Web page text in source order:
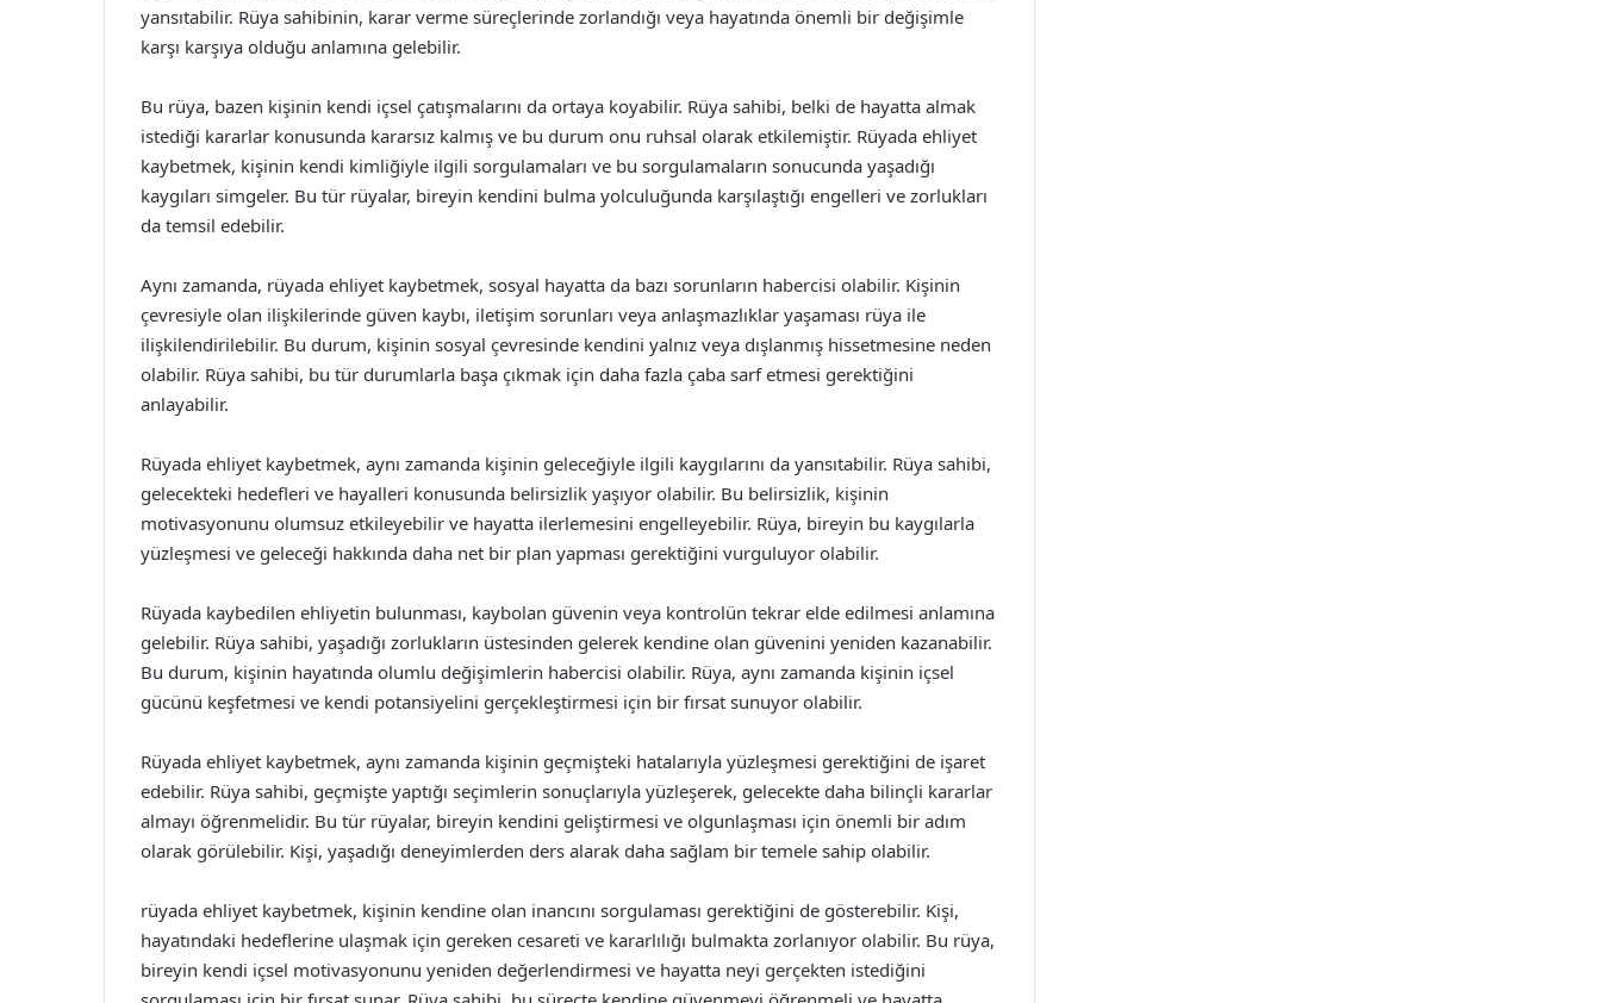
yansıtabilir. Rüya sahibinin, karar verme süreçlerinde zorlandığı veya hayatında önemli bir değişimle
karşı karşıya olduğu anlamına gelebilir.
Bu rüya, bazen kişinin kendi içsel çatışmalarını da ortaya koyabilir. Rüya sahibi, belki de hayatta almak
istediği kararlar konusunda kararsız kalmış ve bu durum onu ruhsal olarak etkilemiştir. Rüyada ehliyet
kaybetmek, kişinin kendi kimliğiyle ilgili sorgulamaları ve bu sorgulamaların sonucunda yaşadığı
kaygıları simgeler. Bu tür rüyalar, bireyin kendini bulma yolculuğunda karşılaştığı engelleri ve zorlukları
da temsil edebilir.
Aynı zamanda, rüyada ehliyet kaybetmek, sosyal hayatta da bazı sorunların habercisi olabilir. Kişinin
çevresiyle olan ilişkilerinde güven kaybı, iletişim sorunları veya anlaşmazlıklar yaşaması rüya ile
ilişkilendirilebilir. Bu durum, kişinin sosyal çevresinde kendini yalnız veya dışlanmış hissetmesine neden
olabilir. Rüya sahibi, bu tür durumlarla başa çıkmak için daha fazla çaba sarf etmesi gerektiğini
anlayabilir.
Rüyada ehliyet kaybetmek, aynı zamanda kişinin geleceğiyle ilgili kaygılarını da yansıtabilir. Rüya sahibi,
gelecekteki hedefleri ve hayalleri konusunda belirsizlik yaşıyor olabilir. Bu belirsizlik, kişinin
motivasyonunu olumsuz etkileyebilir ve hayatta ilerlemesini engelleyebilir. Rüya, bireyin bu kaygılarla
yüzleşmesi ve geleceği hakkında daha net bir plan yapması gerektiğini vurguluyor olabilir.
Rüyada kaybedilen ehliyetin bulunması, kaybolan güvenin veya kontrolün tekrar elde edilmesi anlamına
gelebilir. Rüya sahibi, yaşadığı zorlukların üstesinden gelerek kendine olan güvenini yeniden kazanabilir.
Bu durum, kişinin hayatında olumlu değişimlerin habercisi olabilir. Rüya, aynı zamanda kişinin içsel
gücünü keşfetmesi ve kendi potansiyelini gerçekleştirmesi için bir fırsat sunuyor olabilir.
Rüyada ehliyet kaybetmek, aynı zamanda kişinin geçmişteki hatalarıyla yüzleşmesi gerektiğini de işaret
edebilir. Rüya sahibi, geçmişte yaptığı seçimlerin sonuçlarıyla yüzleşerek, gelecekte daha bilinçli kararlar
almayı öğrenmelidir. Bu tür rüyalar, bireyin kendini geliştirmesi ve olgunlaşması için önemli bir adım
olarak görülebilir. Kişi, yaşadığı deneyimlerden ders alarak daha sağlam bir temele sahip olabilir.
rüyada ehliyet kaybetmek, kişinin kendine olan inancını sorgulaması gerektiğini de gösterebilir. Kişi,
hayatındaki hedeflerine ulaşmak için gereken cesareti ve kararlılığı bulmakta zorlanıyor olabilir. Bu rüya,
bireyin kendi içsel motivasyonunu yeniden değerlendirmesi ve hayatta neyi gerçekten istediğini